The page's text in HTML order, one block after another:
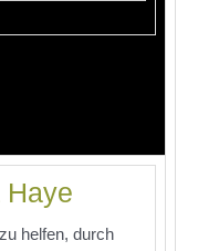
helfen, durch